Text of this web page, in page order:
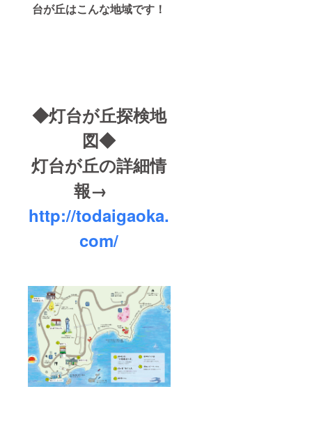
台が丘はこんな地域です！
◆灯台が丘探検地
図◆
灯台が丘の詳細情
報→
http://todaigaoka.
com/